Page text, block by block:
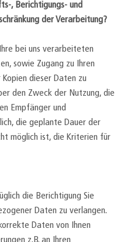
, Berichtigungs- und
der Verarbeitung?
bei uns verarbeiteten
sowie Zugang zu Ihren
dieser Daten zu
den Zweck der Nutzung, die
Empfänger und
die geplante Dauer der
möglich ist, die Kriterien für
die Berichtigung Sie
Daten zu verlangen.
Daten von Ihnen